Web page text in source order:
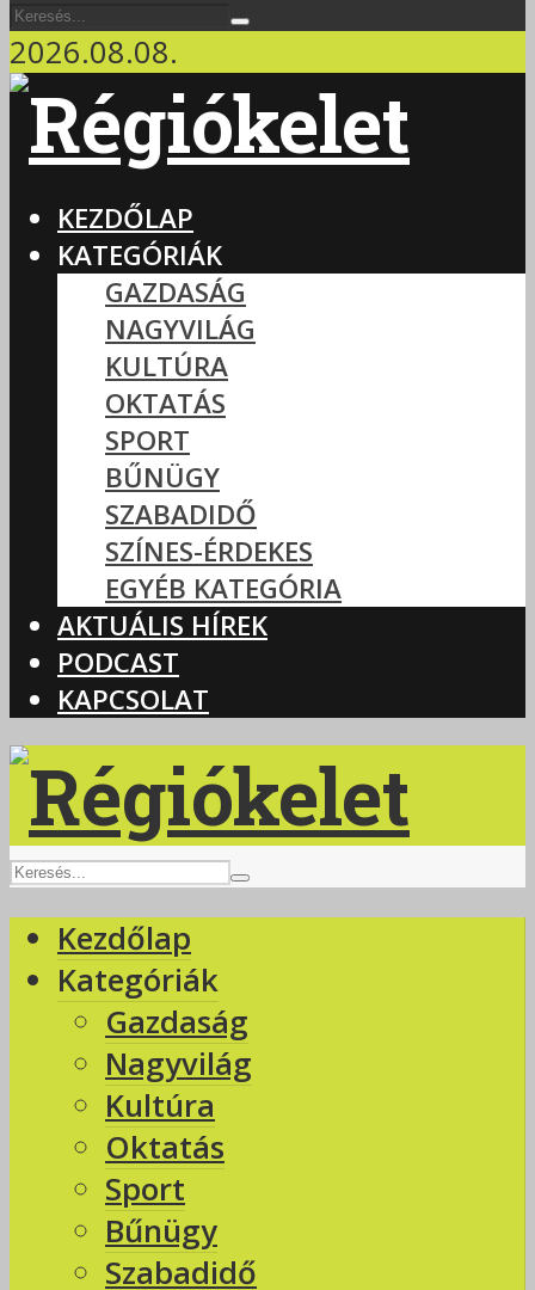
2026.08.08.
KEZDŐLAP
KATEGÓRIÁK
GAZDASÁG
NAGYVILÁG
KULTÚRA
OKTATÁS
SPORT
BŰNÜGY
SZABADIDŐ
SZÍNES-ÉRDEKES
EGYÉB KATEGÓRIA
AKTUÁLIS HÍREK
PODCAST
KAPCSOLAT
Kezdőlap
Kategóriák
Gazdaság
Nagyvilág
Kultúra
Oktatás
Sport
Bűnügy
Szabadidő